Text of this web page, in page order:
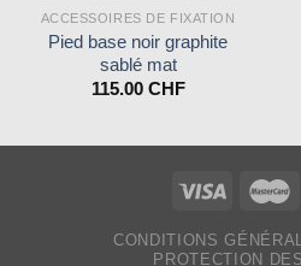
ACCESSOIRES DE FIXATION
Pied base noir graphite
sablé mat
115.00 CHF
CONDITIONS
PROTECTION